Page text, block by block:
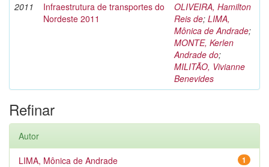
2011
Infraestrutura de transportes do
Nordeste 2011
OLIVEIRA, Hamilton
Reis de; LIMA,
Mônica de Andrade;
MONTE, Kerlen
Andrade do;
MILITÃO, Vivianne
Benevides
Refinar
Autor
1
LIMA, Mônica de Andrade